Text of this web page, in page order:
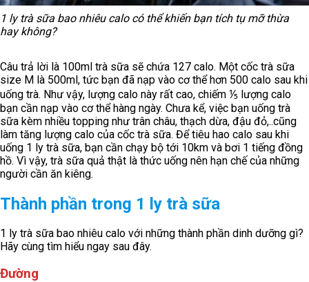
1 ly trà sữa bao nhiêu calo có thể khiến bạn tích tụ mỡ thừa
hay không?
Câu trả lời là 100ml trà sữa sẽ chứa 127 calo. Một cốc trà sữa
size M là 500ml, tức bạn đã nạp vào cơ thể hơn 500 calo sau khi
uống trà. Như vậy, lượng calo này rất cao, chiếm ⅕ lượng calo
bạn cần nạp vào cơ thể hàng ngày. Chưa kể, việc bạn uống trà
sữa kèm nhiều topping như trân châu, thạch dừa, đậu đỏ,..cũng
làm tăng lượng calo của cốc trà sữa. Để tiêu hao calo sau khi
uống 1 ly trà sữa, bạn cần chạy bộ tới 10km và bơi 1 tiếng đồng
hồ. Vì vậy, trà sữa quả thật là thức uống nên hạn chế của những
người cần ăn kiêng.
Thành phần trong 1 ly trà sữa
1 ly trà sữa bao nhiêu calo với những thành phần dinh dưỡng gì?
Hãy cùng tìm hiểu ngay sau đây.
Đường